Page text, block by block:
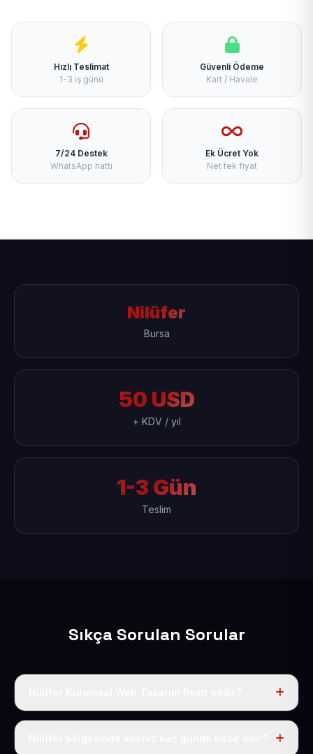
Hızlı Teslimat
1-3 iş günü
Güvenli Ödeme
Kart / Havale
7/24 Destek
WhatsApp hattı
Ek Ücret Yok
Net tek fiyat
Nilüfer
Bursa
50 USD
+ KDV / yıl
1-3 Gün
Teslim
Sıkça Sorulan Sorular
Tek fiyat uygulanır: yıllık 50 USD + KDV. Bu bedele alan